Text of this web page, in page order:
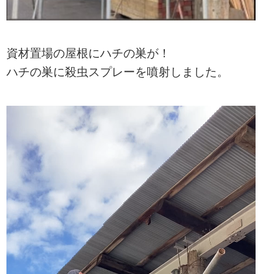
資材置場の屋根にハチの巣が！
ハチの巣に殺虫スプレーを噴射しました。